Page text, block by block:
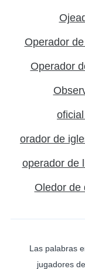
Operador
Operador
orador de
operador de
Oledor de
Las palabras
jugadores